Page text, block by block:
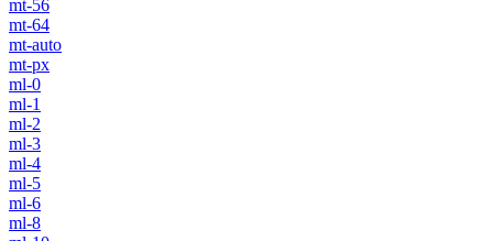
mt-56
mt-64
mt-auto
mt-px
ml-0
ml-1
ml-2
ml-3
ml-4
ml-5
ml-6
ml-8